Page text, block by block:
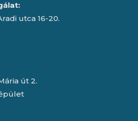
utca 16-20.
út 2.